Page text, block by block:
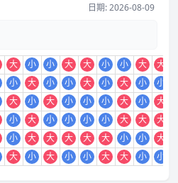
日期: 2026-08-09
大
小
大
大
大
小
大
小
小
大
小
小
小
大
大
大
小
大
小
小
小
小
大
大
大
大
小
小
大
小
大
小
小
小
大
小
小
小
大
小
大
大
小
大
小
大
大
小
大
小
大
小
小
大